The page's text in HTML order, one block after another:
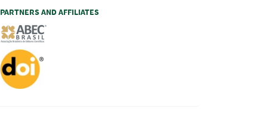
PARTNERS AND AFFILIATES